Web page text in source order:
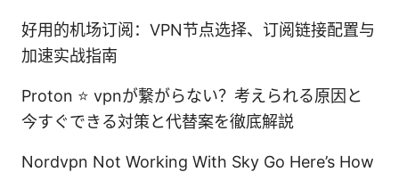
好用的机场订阅：VPN节点选择、订阅链接配置与
加速实战指南
Proton ⭐ vpnが繋がらない？考えられる原因と
今すぐできる対策と代替案を徹底解説
Nordvpn Not Working With Sky Go Here’s How